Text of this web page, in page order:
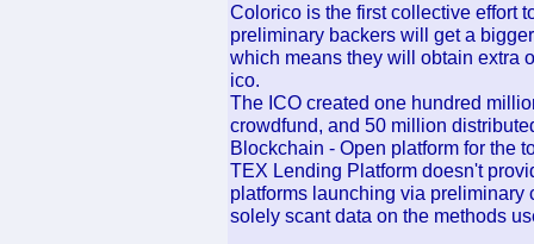
Colorico is the first collective effort
preliminary backers will get a
which means they will obtain extra
ico.
The ICO created one hundred
crowdfund, and 50 million
Blockchain - Open platform for the
TEX Lending Platform doesn't
platforms launching via preliminary
solely scant data on the methods